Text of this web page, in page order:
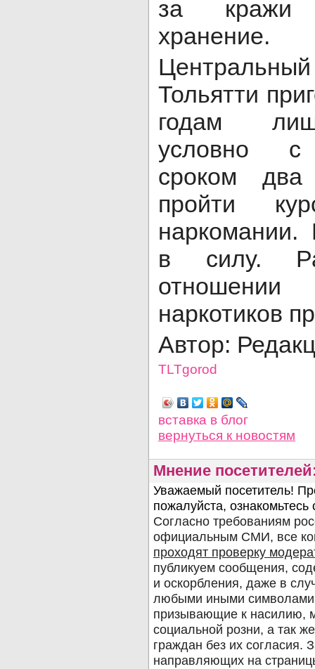
за кражи
хранение.
Тольятти
годам
условно с
сроком
пройти
наркомании.
в силу.
наркотиков
Автор:
TLTgorod
вставка в блог
вернуться к новостям
Мнение